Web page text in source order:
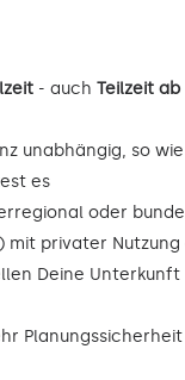
- auch Teilzeit
unabhängig, so
es
oder
mit privater
Deine